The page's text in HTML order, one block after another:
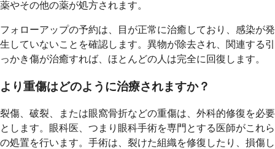
薬やその他の薬が処方されます。
フォローアップの予約は、目が正常に治癒しており、感染が発
生していないことを確認します。異物が除去され、関連する引
っかき傷が治癒すれば、ほとんどの人は完全に回復します。
より重傷はどのように治療されますか？
裂傷、破裂、または眼窩骨折などの重傷は、外科的修復を必要
とします。眼科医、つまり眼科手術を専門とする医師がこれら
の処置を行います。手術は、裂けた組織を修復したり、損傷し